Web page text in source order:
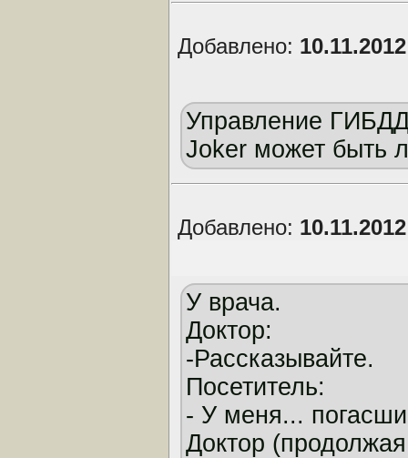
Добавлено:
Управление
Jоkеr может быть
Добавлено:
У врача.
Доктор:
-Рассказывайте.
Посетитель:
- У меня...
Доктор